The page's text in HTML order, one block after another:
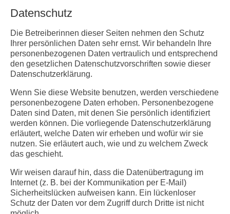
Datenschutz
Die Betreiberinnen dieser Seiten nehmen den Schutz
Ihrer persönlichen Daten sehr ernst. Wir behandeln Ihre
personenbezogenen Daten vertraulich und entsprechend
den gesetzlichen Datenschutzvorschriften sowie dieser
Datenschutzerklärung.
Wenn Sie diese Website benutzen, werden verschiedene
personenbezogene Daten erhoben. Personenbezogene
Daten sind Daten, mit denen Sie persönlich identifiziert
werden können. Die vorliegende Datenschutzerklärung
erläutert, welche Daten wir erheben und wofür wir sie
nutzen. Sie erläutert auch, wie und zu welchem Zweck
das geschieht.
Wir weisen darauf hin, dass die Datenübertragung im
Internet (z. B. bei der Kommunikation per E-Mail)
Sicherheitslücken aufweisen kann. Ein lückenloser
Schutz der Daten vor dem Zugriff durch Dritte ist nicht